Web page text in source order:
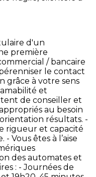
d'un
première
/ bancaire
le contact
grâce à votre sens
amabilité et
de conseiller et
au besoin
orientation résultats. -
rigueur et capacité
- Vous êtes à l’aise
des automates et
: -Journées de